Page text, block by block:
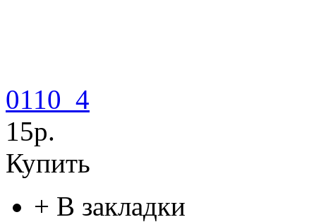
0110_4
15р.
Купить
+ В закладки